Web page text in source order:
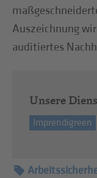
Auszeichnung
auditiertes
Unsere
Imprendigreen